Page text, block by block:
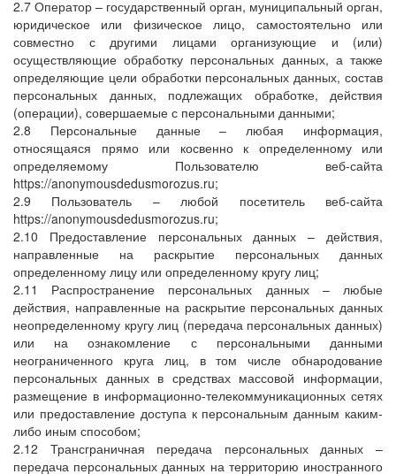
2.7 Оператор – государственный орган, муниципальный орган,
юридическое или физическое лицо, самостоятельно или
совместно с другими лицами организующие и (или)
осуществляющие обработку персональных данных, а также
определяющие цели обработки персональных данных, состав
персональных данных, подлежащих обработке, действия
(операции), совершаемые с персональными данными;
2.8 Персональные данные – любая информация,
относящаяся прямо или косвенно к определенному или
определяемому Пользователю веб-сайта
https://anonymousdedusmorozus.ru;
2.9 Пользователь – любой посетитель веб-сайта
https://anonymousdedusmorozus.ru;
2.10 Предоставление персональных данных – действия,
направленные на раскрытие персональных данных
определенному лицу или определенному кругу лиц;
2.11 Распространение персональных данных – любые
действия, направленные на раскрытие персональных данных
неопределенному кругу лиц (передача персональных данных)
или на ознакомление с персональными данными
неограниченного круга лиц, в том числе обнародование
персональных данных в средствах массовой информации,
размещение в информационно-телекоммуникационных сетях
или предоставление доступа к персональным данным каким-
либо иным способом;
2.12 Трансграничная передача персональных данных –
передача персональных данных на территорию иностранного